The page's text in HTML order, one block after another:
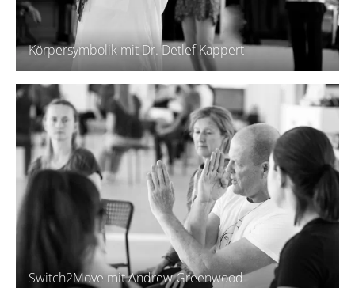
Körpersymbolik mit Dr. Detlef Kappert
Switch2Move mit Andrew Greenwood